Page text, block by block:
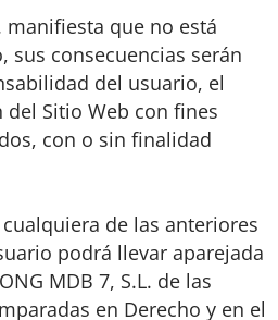
manifiesta que no está
consecuencias serán
del usuario, el
Sitio Web con fines
con o sin finalidad
de las anteriores
podrá llevar aparejada
MDB 7, S.L. de las
en Derecho y en el